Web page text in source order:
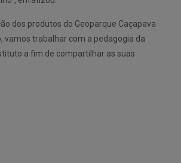
dos produtos do Geoparque Caçapava
vamos trabalhar com a pedagogia da
a fim de compartilhar as suas